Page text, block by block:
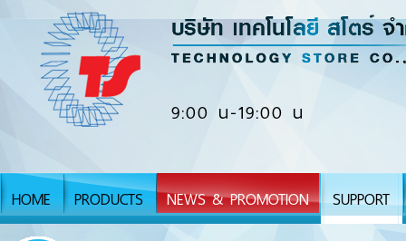
9:00 น-19:00 น
HOME PRODUCTS NEWS & PROMOTION SUPPORT